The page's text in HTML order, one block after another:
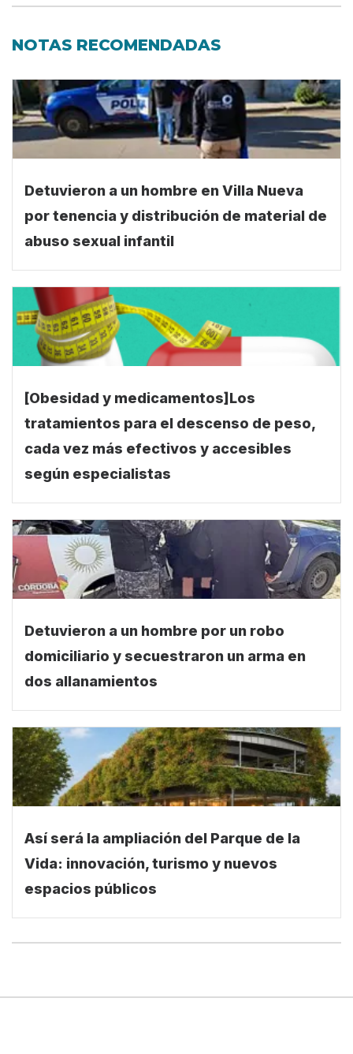
NOTAS RECOMENDADAS
Detuvieron a un hombre en Villa Nueva
por tenencia y distribución de material de
abuso sexual infantil
[Obesidad y medicamentos]Los
tratamientos para el descenso de peso,
cada vez más efectivos y accesibles
según especialistas
Detuvieron a un hombre por un robo
domiciliario y secuestraron un arma en
dos allanamientos
Así será la ampliación del Parque de la
Vida: innovación, turismo y nuevos
espacios públicos